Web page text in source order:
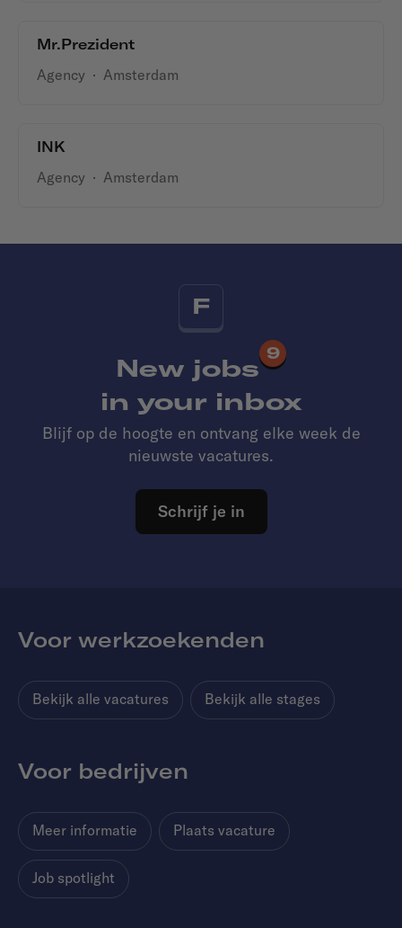
Mr.Prezident
Agency · Amsterdam
INK
Agency · Amsterdam
F
New jobs
9
in your inbox
Blijf op de hoogte en ontvang elke week de
nieuwste vacatures.
Schrijf je in
Voor werkzoekenden
Bekijk alle vacatures Bekijk alle stages
Voor bedrijven
Meer informatie Plaats vacature
Job spotlight